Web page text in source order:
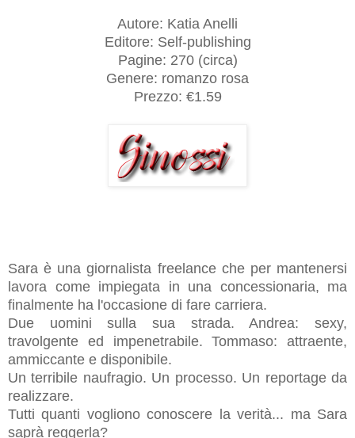
Autore: Katia Anelli
Editore: Self-publishing
Pagine: 270 (circa)
Genere: romanzo rosa
Prezzo: €1.59
Sara è una giornalista freelance che per mantenersi
lavora come impiegata in una concessionaria, ma
finalmente ha l'occasione di fare carriera.
Due uomini sulla sua strada. Andrea: sexy,
travolgente ed impenetrabile. Tommaso: attraente,
ammiccante e disponibile.
Un terribile naufragio. Un processo. Un reportage da
realizzare.
Tutti quanti vogliono conoscere la verità... ma Sara
saprà reggerla?